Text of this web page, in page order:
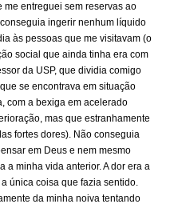
me entreguei sem reservas ao
ingerir nenhum líquido
às pessoas que me visitavam (o
social que ainda tinha era com
da USP, que dividia comigo
se encontrava em situação
com a bexiga em acelerado
mas que estranhamente
fortes dores). Não conseguia
em Deus e nem mesmo
a minha vida anterior. A dor era a
única coisa que fazia sentido.
da minha noiva tentando